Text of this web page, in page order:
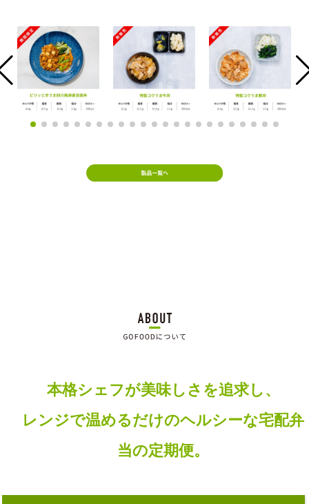
本格シェフが美味しさを追求し、
レンジで温めるだけのヘルシーな宅配弁
当の定期便。